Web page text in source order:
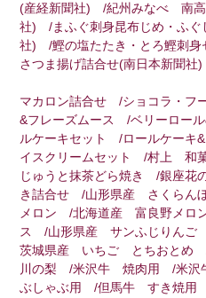
(産経新聞社) /紀州みなべ 南高
社) /まふぐ刺身昆布じめ・ふぐ
社) /鰹の塩たたき・とろ鰹刺
さつま揚げ詰合せ(南日本新聞社)
マカロン詰合せ /ショコラ・フ
&フレーズムース /ベリーロー
ルケーキセット /ロールケーキ
イスクリームセット /村上 和
じゅうと抹茶どら焼き /銀座
き詰合せ /山形県産 さくら
メロン /北海道産 富良野メロ
ス /山形県産 サンふじりん
茨城県産 いちご とちおと
川の梨 /米沢牛 焼肉用 /米
ぶしゃぶ用 /但馬牛 すき焼